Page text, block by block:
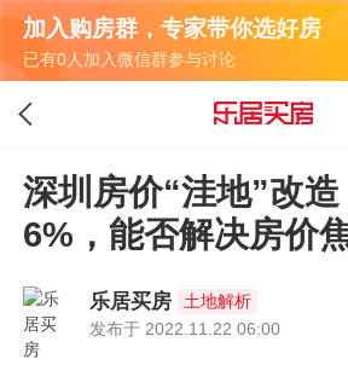
加入购房群，专家带你选好房
已有0人加入微信群参与讨论
深圳房价“洼地”改
6%，能否解决房价
乐居买房
土地解析
发布于 2022.11.22 06:00